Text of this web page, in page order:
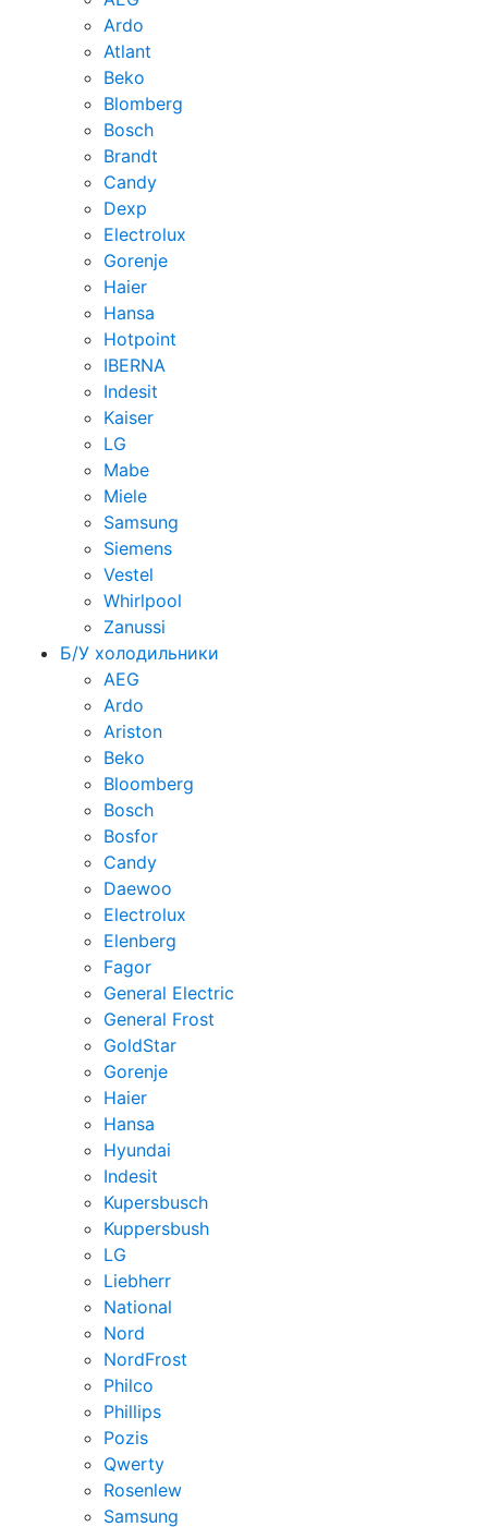
Ardo
Atlant
Beko
Blomberg
Bosch
Brandt
Candy
Dexp
Electrolux
Gorenje
Haier
Hansa
Hotpoint
IBERNA
Indesit
Kaiser
LG
Mabe
Miele
Samsung
Siemens
Vestel
Whirlpool
Zanussi
Б/У холодильники
AEG
Ardo
Ariston
Beko
Bloomberg
Bosch
Bosfor
Candy
Daewoo
Electrolux
Elenberg
Fagor
General Electric
General Frost
GoldStar
Gorenje
Haier
Hansa
Hyundai
Indesit
Kupersbusch
Kuppersbush
LG
Liebherr
National
Nord
NordFrost
Philco
Phillips
Pozis
Qwerty
Rosenlew
Samsung